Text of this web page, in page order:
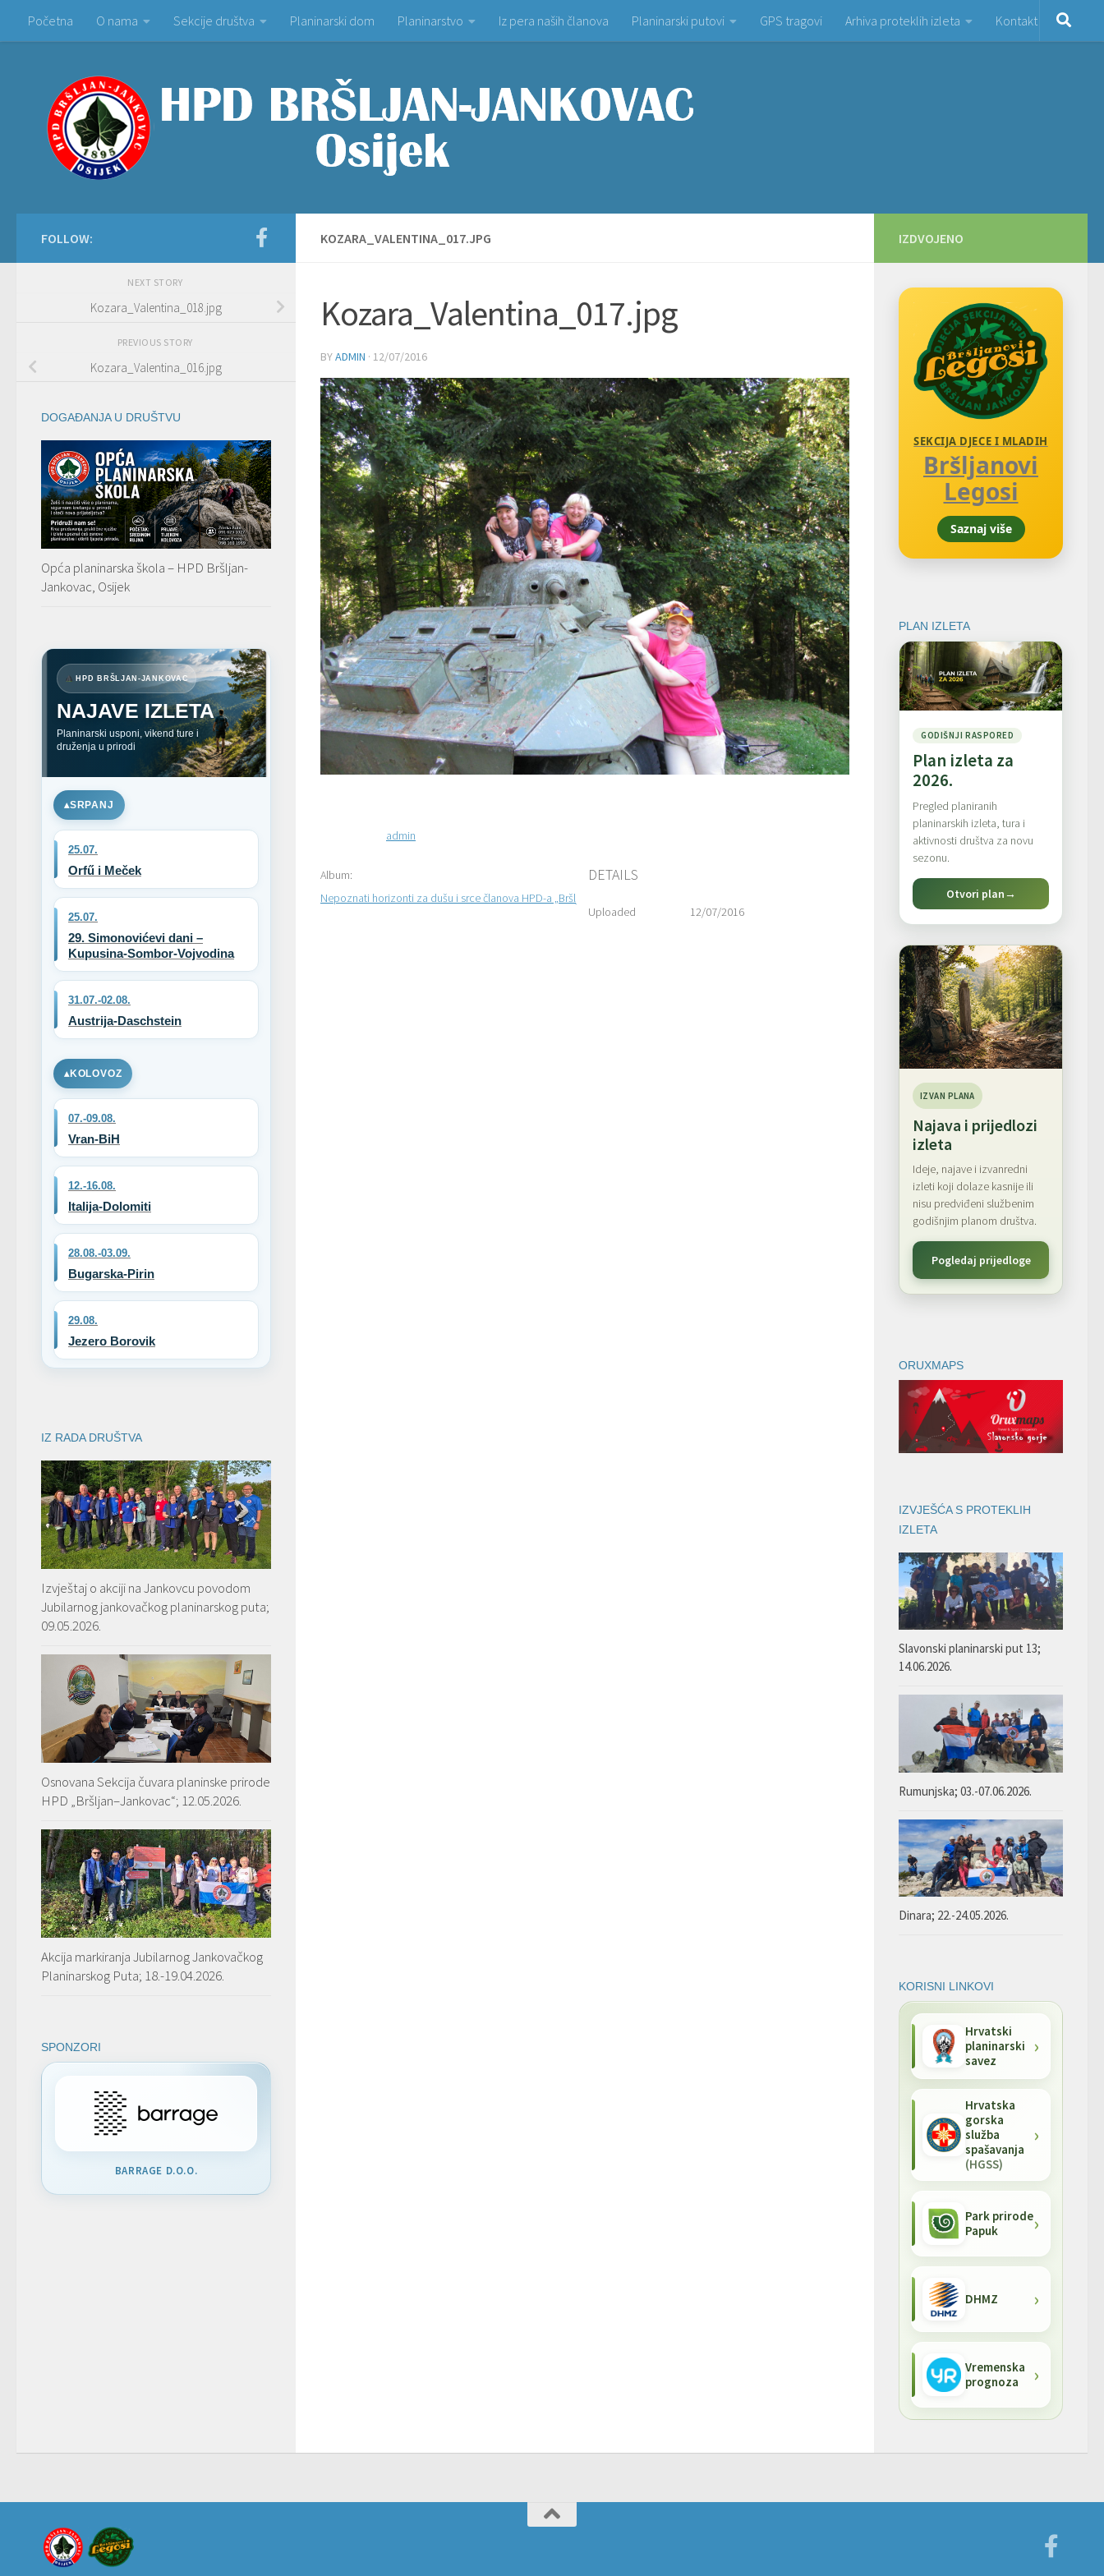
Skip to content
Početna O nama Sekcije društva Planinarski dom Planinarstvo Iz pera naših članova Planinarski putovi GPS tragovi Arhiva proteklih izleta Kontakt
KOZARA_VALENTINA_017.JPG
Kozara_Valentina_017.jpg
BYADMIN · 12/07/2016
admin
Album:
Nepoznati horizonti za dušu i srce članova HPD-a „Bršljan-Jankovac“; 09.-10.07.2016.
DETAILS
Uploaded 12/07/2016
FOLLOW:
NEXT STORY
Kozara_Valentina_018.jpg
PREVIOUS STORY
Kozara_Valentina_016.jpg
DOGAĐANJA U DRUŠTVU
Opća planinarska škola – HPD Bršljan-
Jankovac, Osijek
HPD BRŠLJAN-JANKOVAC
NAJAVE IZLETA
Planinarski usponi, vikend ture i
druženja u prirodi
SRPANJ
25.07.
Orfű i Meček
25.07.
29. Simonovićevi dani –
Kupusina-Sombor-Vojvodina
31.07.-02.08.
Austrija-Daschstein
KOLOVOZ
07.-09.08.
Vran-BiH
12.-16.08.
Italija-Dolomiti
28.08.-03.09.
Bugarska-Pirin
29.08.
Jezero Borovik
IZ RADA DRUŠTVA
Izvještaj o akciji na Jankovcu povodom
Jubilarnog jankovačkog planinarskog puta;
09.05.2026.
Osnovana Sekcija čuvara planinske prirode
HPD „Bršljan–Jankovac“; 12.05.2026.
Akcija markiranja Jubilarnog Jankovačkog
Planinarskog Puta; 18.-19.04.2026.
SPONZORI
BARRAGE D.O.O.
IZDVOJENO
SEKCIJA DJECE I MLADIH
Bršljanovi
Legosi
Saznaj više
PLAN IZLETA
GODIŠNJI RASPORED
Plan izleta za
2026.
Pregled planiranih
planinarskih izleta, tura i
aktivnosti društva za novu
sezonu.
Otvori plan→
IZVAN PLANA
Najava i prijedlozi
izleta
Ideje, najave i izvanredni
izleti koji dolaze kasnije ili
nisu predviđeni službenim
godišnjim planom društva.
Pogledaj prijedloge
ORUXMAPS
IZVJEŠĆA S PROTEKLIH
IZLETA
Slavonski planinarski put 13;
14.06.2026.
Rumunjska; 03.-07.06.2026.
Dinara; 22.-24.05.2026.
KORISNI LINKOVI
Hrvatski
planinarski
savez
Hrvatska
gorska
služba
spašavanja
(HGSS)
Park prirode
Papuk
DHMZ
Vremenska
prognoza